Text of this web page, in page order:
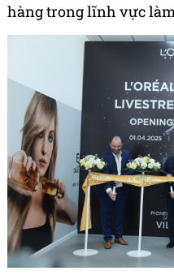
hàng trong lĩnh vực